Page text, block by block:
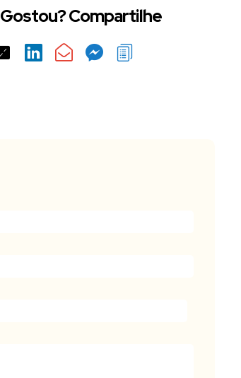
Gostou? Compartilhe